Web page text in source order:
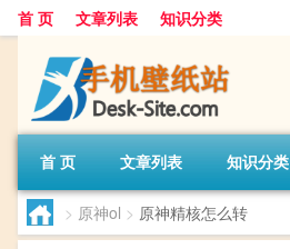
首 页 文章列表 知识分类
首 页 文章列表 知识分类
> 原神ol > 原神精核怎么转